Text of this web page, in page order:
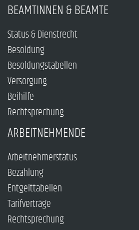
BEAMTINNEN & BEAMTE
Status & Dienstrecht
Besoldung
Besoldungstabellen
Versorgung
Beihilfe
Rechtsprechung
ARBEITNEHMENDE
Arbeitnehmerstatus
Bezahlung
Entgelttabellen
Tarifverträge
Rechtsprechung